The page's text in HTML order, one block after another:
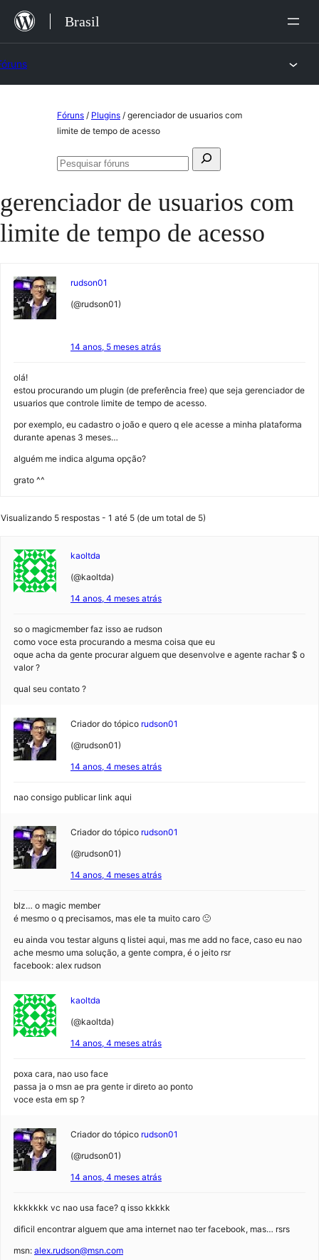
para
Brasil
Fóruns / Plugins / gerenciador de usuarios com
limite de tempo de acesso
Pesquisar
Pesquisar
gerenciador de usuarios com
limite de tempo de acesso
rudson01
(@rudson01)
14 anos, 5 meses atrás
olá!
estou procurando um plugin (de preferência free) que seja gerenciador de
usuarios que controle limite de tempo de acesso.
por exemplo, eu cadastro o joão e quero q ele acesse a minha plataforma
durante apenas 3 meses…
alguém me indica alguma opção?
grato ^^
Visualizando 5 respostas - 1 até 5 (de um total de 5)
kaoltda
(@kaoltda)
14 anos, 4 meses atrás
so o magicmember faz isso ae rudson
como voce esta procurando a mesma coisa que eu
oque acha da gente procurar alguem que desenvolve e agente rachar $ o
valor ?
qual seu contato ?
Criador do tópico rudson01
(@rudson01)
14 anos, 4 meses atrás
nao consigo publicar link aqui
Criador do tópico rudson01
(@rudson01)
14 anos, 4 meses atrás
blz… o magic member
é mesmo o q precisamos, mas ele ta muito caro 🙁
eu ainda vou testar alguns q listei aqui, mas me add no face, caso eu nao
ache mesmo uma solução, a gente compra, é o jeito rsr
facebook: alex rudson
kaoltda
(@kaoltda)
14 anos, 4 meses atrás
poxa cara, nao uso face
passa ja o msn ae pra gente ir direto ao ponto
voce esta em sp ?
Criador do tópico rudson01
(@rudson01)
14 anos, 4 meses atrás
kkkkkkk vc nao usa face? q isso kkkkk
dificil encontrar alguem que ama internet nao ter facebook, mas… rsrs
msn: alex.rudson@msn.com